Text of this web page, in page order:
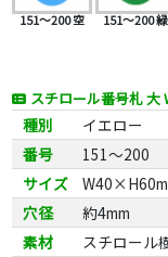
151～200 空 151～200 緑
スチロール番号札
種別
イエロー
番号
151～200
サイズ
穴径
約4mm
素材
スチロール